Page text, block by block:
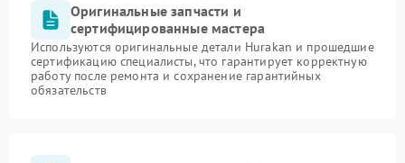
Оригинальные запчасти и
сертифицированные мастера
Используются оригинальные детали Hurakan и прошедшие
сертификацию специалисты, что гарантирует корректную
работу после ремонта и сохранение гарантийных
обязательств